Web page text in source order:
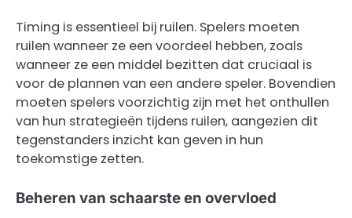
Timing is essentieel bij ruilen. Spelers moeten
ruilen wanneer ze een voordeel hebben, zoals
wanneer ze een middel bezitten dat cruciaal is
voor de plannen van een andere speler. Bovendien
moeten spelers voorzichtig zijn met het onthullen
van hun strategieën tijdens ruilen, aangezien dit
tegenstanders inzicht kan geven in hun
toekomstige zetten.
Beheren van schaarste en overvloed